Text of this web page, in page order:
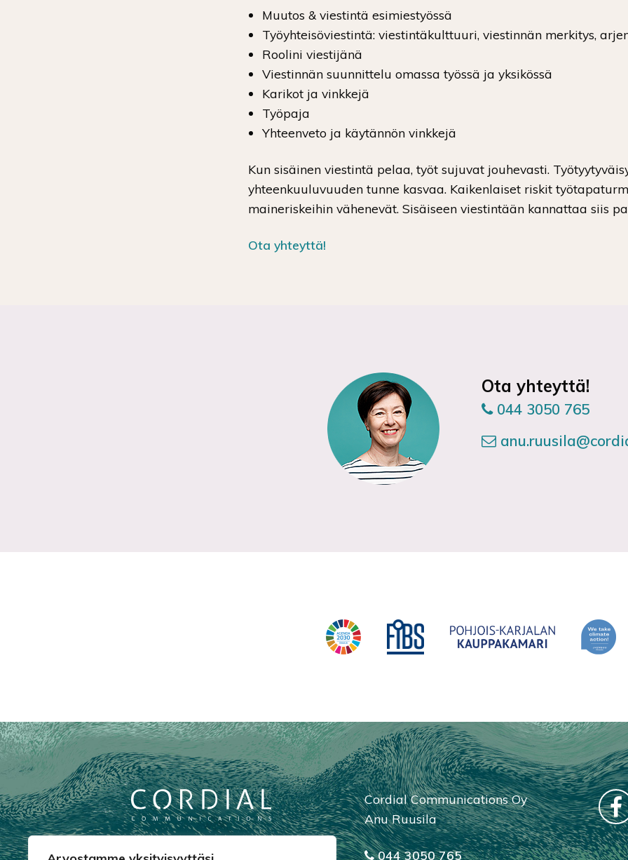
Muutos & viestintä esimiestyössä
Työyhteisöviestintä: viestintäkulttuuri, viestinnän merkitys,
Roolini viestijänä
Viestinnän suunnittelu omassa työssä ja yksikössä
Karikot ja vinkkejä
Työpaja
Yhteenveto ja käytännön vinkkejä
Kun sisäinen viestintä pelaa, työt sujuvat jouhevasti.
yhteenkuuluvuuden tunne kasvaa. Kaikenlaiset riskit
maineriskeihin vähenevät. Sisäiseen viestintään kannattaa siis
Ota yhteyttä!
Ota yhteyttä!
044 3050 765
Cordial Communications Oy
Anu Ruusila
044 3050 765